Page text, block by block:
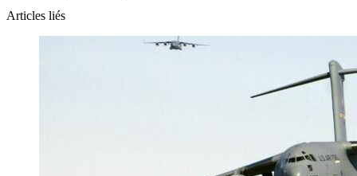
Articles liés